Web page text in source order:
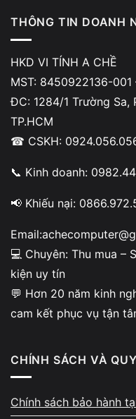
👉 Lúc này mới cần sửa
Dấu hiệu nhận
nhận WiFi
Bạn có thể nhận ra lỗi
Không thấy biểu
THÔNG TIN DOANH
HKD VI TÍNH A CHỀ
MST: 8450922136-001
ĐC: 1284/1 Trường Sa,
TP.HCM
☎ CSKH:
📞 Kinh doanh:
📢 Khiếu nại:
💻 Chuyên: Thu mua –
kiện uy tín
💬 Hơn 20 năm kinh
cam kết phục vụ tận
CHÍNH SÁCH VÀ
Chính sách bảo hành